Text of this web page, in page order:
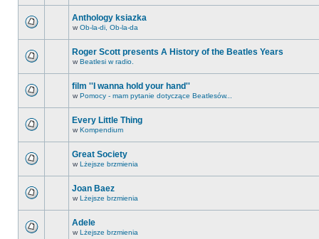
Anthology ksiazka
w Ob-la-di, Ob-la-da
Roger Scott presents A History of the Beatles Years
w Beatlesi w radio.
film ''I wanna hold your hand''
w Pomocy - mam pytanie dotyczące Beatlesów...
Every Little Thing
w Kompendium
Great Society
w Lżejsze brzmienia
Joan Baez
w Lżejsze brzmienia
Adele
w Lżejsze brzmienia